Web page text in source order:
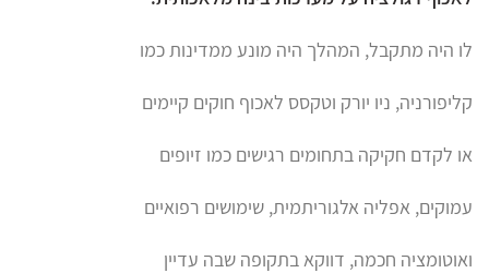
לו היה מתקבל, המהלך היה מונע ממדינות כמו
קליפורניה, ניו יורק וטקסס לאכוף חוקים קיימים
או לקדם חקיקה בתחומים רגישים כמו זיופים
עמוקים, אפליה אלגוריתמית, שימושים רפואיים
ואוטומציה חכמה, דווקא בתקופה שבה עדיין